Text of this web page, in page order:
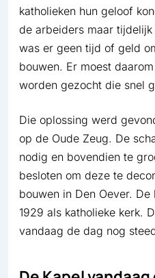
katholieken hun geloof
de arbeiders maar
was er geen tijd of geld
bouwen. Er moest
worden gezocht die snel
Die oplossing werd
op de Oude Zeug. De
nodig en bovendien te
besloten om deze te
bouwen in Den Oever.
1929 als katholieke kerk.
vandaag de dag nog